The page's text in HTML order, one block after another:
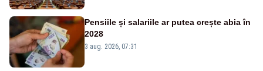
Pensiile și salariile ar putea crește abia în
2028
3 aug. 2026, 07:31